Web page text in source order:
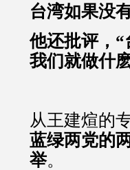
台湾如果没
他还批评，
我们就做什
从王建煊的
蓝绿两党的
举。